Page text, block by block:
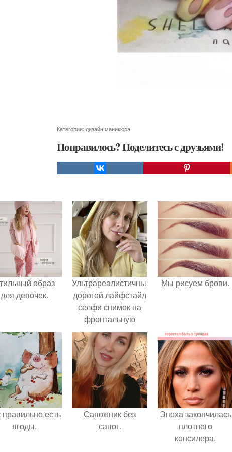
Категории: дизайн маникюра
Понравилось? Поделитесь с друзьями!
образ
для девочек.
Ультрареалистичный
дорогой лайфстайл
селфи снимок на
фронтальную
камеру.
Мы рисуем брови.
правильно eсть
ягоды.
Сапожник без
сапог.
Эпоха закончилась
плотного
консилера.